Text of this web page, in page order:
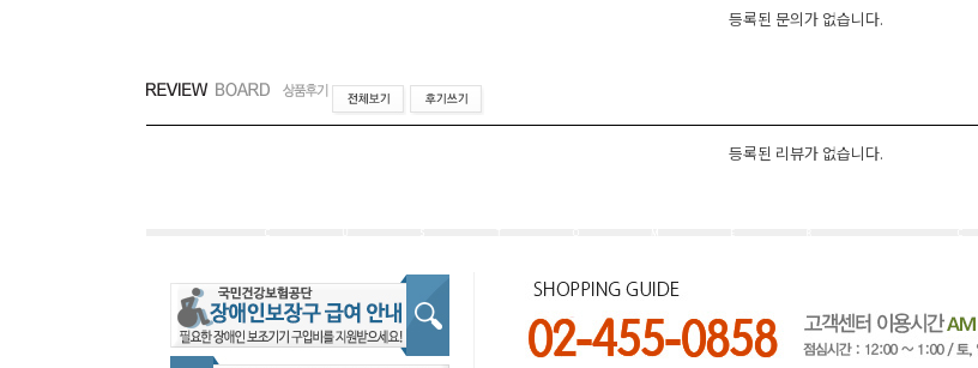
등록된 문의가 없습니다.
등록된 리뷰가 없습니다.